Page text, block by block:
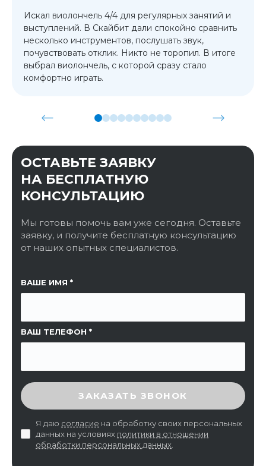
Искал виолончель 4/4 для регулярных занятий и
выступлений. В Скайбит дали спокойно сравнить
несколько инструментов, послушать звук,
почувствовать отклик. Никто не торопил. В итоге
выбрал виолончель, с которой сразу стало
комфортно играть.
ОСТАВЬТЕ ЗАЯВКУ
НА БЕСПЛАТНУЮ
КОНСУЛЬТАЦИЮ
Мы готовы помочь вам уже сегодня. Оставьте
заявку, и получите бесплатную консультацию
от наших опытных специалистов.
ВАШЕ ИМЯ
ВАШ ТЕЛЕФОН
ССЫЛКА НА СТРАНИЦУ
ВВЕДИТЕ ПРОВЕРОЧНЫЙ КОД
ЗАКАЗАТЬ ЗВОНОК
Я даю согласие на обработку своих персональных
данных на условиях политики в отношении
обработки персональных данных